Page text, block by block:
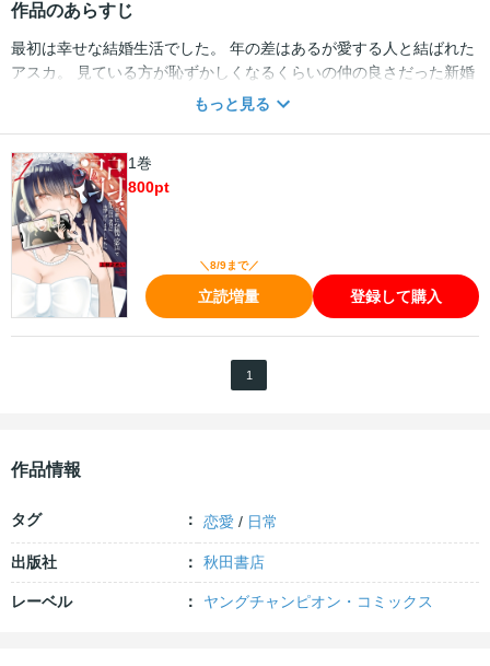
作品のあらすじ
最初は幸せな結婚生活でした。 年の差はあるが愛する人と結ばれた
アスカ。 見ている方が恥ずかしくなるくらいの仲の良さだった新婚
生活だったが、夫の異動をきっかけに、小さなすれ違いが重なるよ
もっと見る
1巻
800pt
＼8/9まで／
立読増量 登録して購入
1
作品情報
タグ 恋愛 / 日常
出版社 秋田書店
レーベル ヤングチャンピオン・コミックス